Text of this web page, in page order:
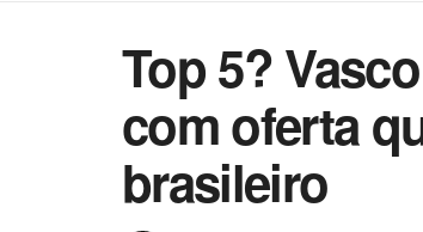
Top 5?
com oferta
brasileiro